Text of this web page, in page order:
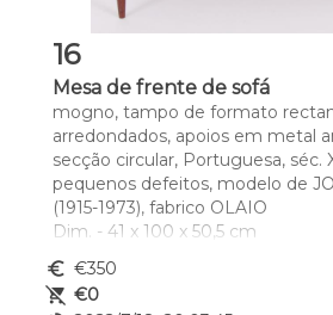
16
Mesa de frente de sofá
mogno, tampo de formato
arredondados, apoios em metal
secção circular, Portuguesa, séc.
pequenos defeitos, modelo de
(1915-1973), fabrico OLAIO
Dim. - 41 x 100 x 50,5 cm
euro_symbol €350
remove_shopping_cart €0